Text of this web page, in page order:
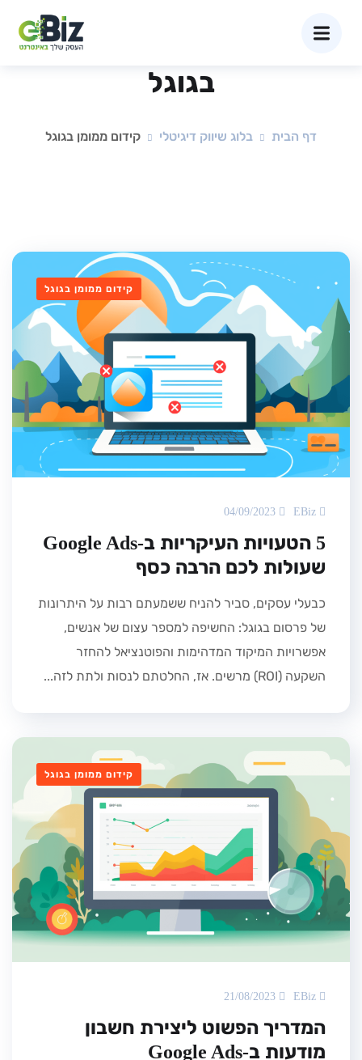
קטגוריה:
קידום ממומן
בגוגל
דף הבית בלוג שיווק דיגיטלי קידום ממומן בגוגל
קידום ממומן בגוגל
EBiz
04/09/2023
5 הטעויות העיקריות ב-Google Ads
שעולות לכם הרבה כסף
כבעלי עסקים, סביר להניח ששמעתם רבות על היתרונות
של פרסום בגוגל: החשיפה למספר עצום של אנשים,
אפשרויות המיקוד המדהימות והפוטנציאל להחזר
השקעה (ROI) מרשים. אז, החלטתם לנסות ולתת לזה...
קידום ממומן בגוגל
EBiz
21/08/2023
המדריך הפשוט ליצירת חשבון
מודעות ב-Google Ads